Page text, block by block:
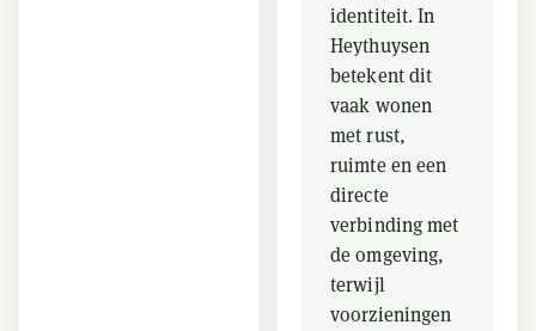
identiteit. In
Heythuysen
betekent dit
vaak wonen
met rust,
ruimte en een
directe
verbinding met
de omgeving,
terwijl
voorzieningen